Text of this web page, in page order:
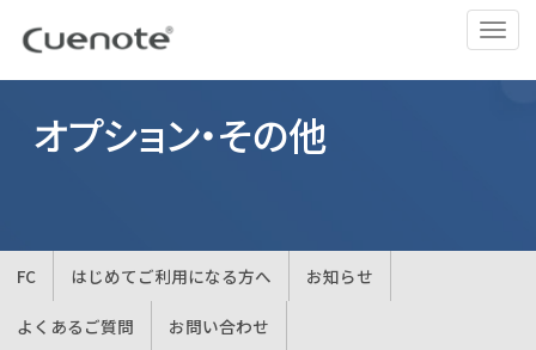
ナ
ビ
ゲ
切
オプション・その他
FC はじめてご利用になる方へ お知らせ
よくあるご質問
お問い合わせ